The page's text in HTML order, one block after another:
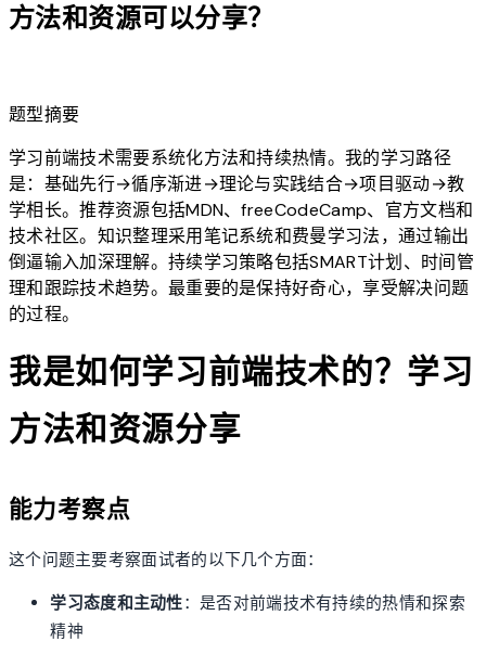
方法和资源可以分享？
题型摘要
学习前端技术需要系统化方法和持续热情。我的学习路径
是：基础先行→循序渐进→理论与实践结合→项目驱动→教
学相长。推荐资源包括MDN、freeCodeCamp、官方文档和
技术社区。知识整理采用笔记系统和费曼学习法，通过输出
倒逼输入加深理解。持续学习策略包括SMART计划、时间管
理和跟踪技术趋势。最重要的是保持好奇心，享受解决问题
的过程。
我是如何学习前端技术的？学习
方法和资源分享
能力考察点
这个问题主要考察面试者的以下几个方面：
学习态度和主动性：是否对前端技术有持续的热情和探索
精神